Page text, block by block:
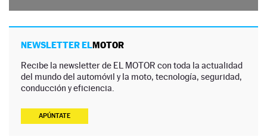
NEWSLETTER ELMOTOR
Recibe la newsletter de EL MOTOR con toda la actualidad
del mundo del automóvil y la moto, tecnología, seguridad,
conducción y eficiencia.
APÚNTATE